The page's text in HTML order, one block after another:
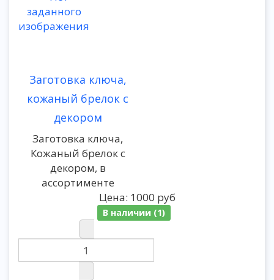
Заготовка ключа,
кожаный брелок с
декором
Заготовка ключа,
Кожаный брелок с
декором, в
ассортименте
Цена: 1000 руб
В наличии (1)